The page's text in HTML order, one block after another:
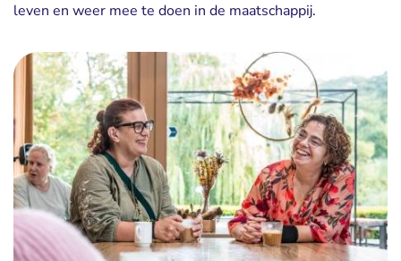
leven en weer mee te doen in de maatschappij.